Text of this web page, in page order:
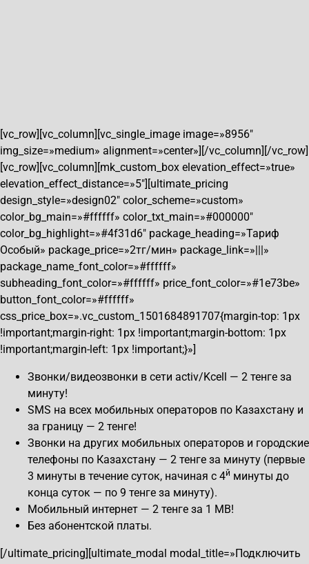
[vc_row][vc_column][vc_single_image image=»8956″
img_size=»medium» alignment=»center»][/vc_column][/vc_row]
[vc_row][vc_column][mk_custom_box elevation_effect=»true»
elevation_effect_distance=»5″][ultimate_pricing
design_style=»design02″ color_scheme=»custom»
color_bg_main=»#ffffff» color_txt_main=»#000000″
color_bg_highlight=»#4f31d6″ package_heading=»Тариф
Особый» package_price=»2тг/мин» package_link=»|||»
package_name_font_color=»#ffffff»
subheading_font_color=»#ffffff» price_font_color=»#1e73be»
button_font_color=»#ffffff»
css_price_box=».vc_custom_1501684891707{margin-top: 1px
!important;margin-right: 1px !important;margin-bottom: 1px
!important;margin-left: 1px !important;}»]
Звонки/видеозвонки в сети activ/Kcell — 2 тенге за
минуту!
SMS на всех мобильных операторов по Казахстану и
за границу — 2 тенге!
Звонки на других мобильных операторов и городские
телефоны по Казахстану — 2 тенге за минуту (первые
3 минуты в течение суток, начиная с 4й минуты до
конца суток — по 9 тенге за минуту).
Мобильный интернет — 2 тенге за 1 MB!
Без абонентской платы.
[/ultimate_pricing][ultimate_modal modal_title=»Подключить